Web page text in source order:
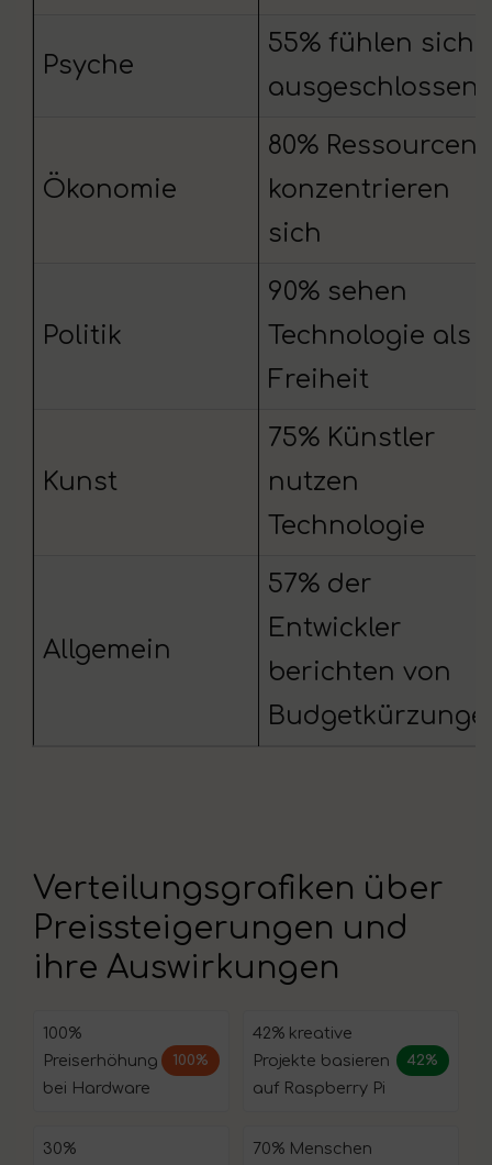
Psyche
55% fühlen sich
ausgeschlossen
Ökonomie
80% Ressourcen
konzentrieren
sich
Politik
90% sehen
Technologie als
Freiheit
Kunst
75% Künstler
nutzen
Technologie
Allgemein
57% der
Entwickler
berichten von
Verteilungsgrafiken über
Preissteigerungen und
ihre Auswirkungen
100%
Preiserhöhung
bei Hardware
100%
42% kreative
Projekte basieren
auf Raspberry Pi
42%
30%
70% Menschen